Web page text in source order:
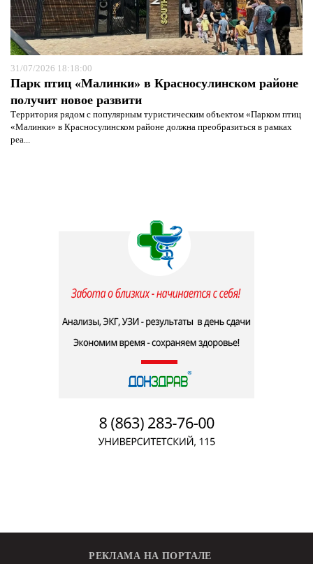
31/07/2026 18:18:00
Парк птиц «Малинки» в Красносулинском районе
получит новое развити
Территория рядом с популярным туристическим объектом «Парком птиц
«Малинки» в Красносулинском районе должна преобразиться в рамках
реа...
РЕКЛАМА НА ПОРТАЛЕ